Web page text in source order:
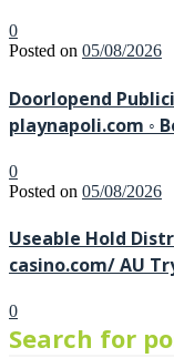
0
Posted on 05/08/2026
Doorlopend
playnapoli.com ◦
0
Posted on 05/08/2026
Useable Hold
casino.com/ AU
0
Search for